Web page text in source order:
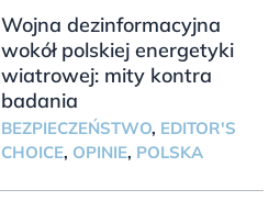
Wojna dezinformacyjna
wokół polskiej energetyki
wiatrowej: mity kontra
badania
BEZPIECZEŃSTWO, EDITOR'S
CHOICE, OPINIE, POLSKA